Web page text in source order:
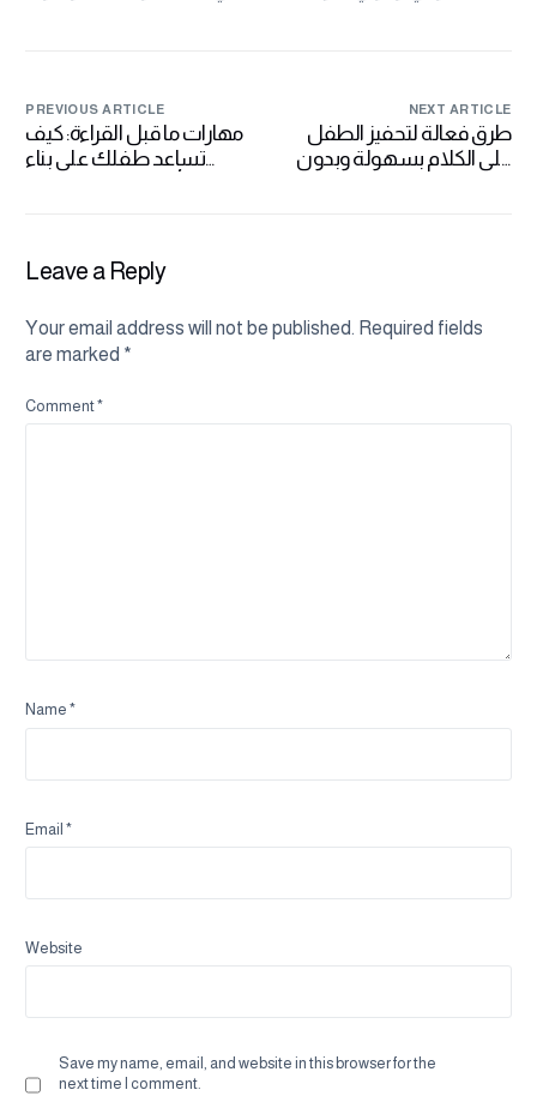
PREVIOUS ARTICLE
مهارات ما قبل القراءة: كيف
تساعد طفلك على بناء
NEXT ARTICLE
طرق فعالة لتحفيز الطفل
على الكلام بسهولة وبدون
Leave a Reply
Your email address will not be published. Required fields
are marked *
Comment*
Name*
Email*
Website
Save my name, email, and website in this browser for the
next time I comment.